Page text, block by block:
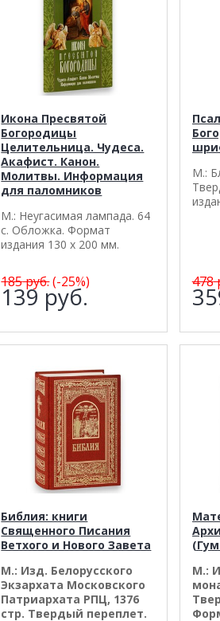
Икона Пресвятой
Богородицы
Целительница. Чудеса.
Акафист. Канон.
Молитвы. Информация
для паломников
М.: Неугасимая лампада. 64
с. Обложка. Формат
издания 130 х 200 мм.
185руб.(-25%)
139руб.
М.:
478
Библия: книги
Священного Писания
Ветхого и Нового Завета
М.: Изд. Белорусского
Экзархата Московского
Патриархата РПЦ, 1376
стр. Твердый переплет.
М.: